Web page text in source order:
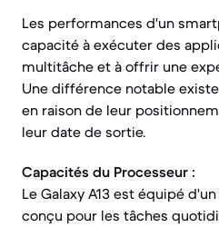
Les performances d'un
capacité à exécuter des
multitâche et à offrir une
Une différence notable
en raison de leur
leur date de sortie.
Capacités du Processeur :
Le Galaxy A13 est équipé
conçu pour les tâches